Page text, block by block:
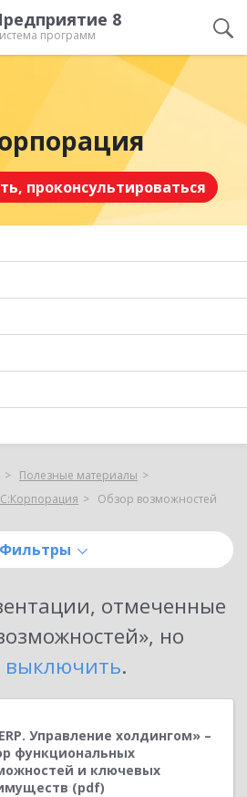
8
программ
проконсультироваться
Полезные материалы
Обзор возможностей
Фильтры
отмеченные
, но
.
Управление холдингом» –
функциональных
и ключевых
(pdf)